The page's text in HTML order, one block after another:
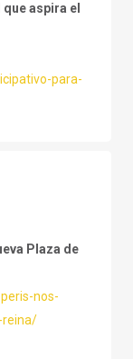
aspira el
para-
Plaza de
nos-
reina/